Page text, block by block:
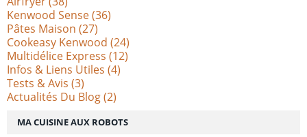
MA CUISINE AUX ROBOTS
Kenwood Sense(36)
Pâtes Maison (27)
Cookeasy Kenwood (24)
Multidélice Express (12)
Infos & Liens Utiles (4)
Tests & Avis (3)
Actualités Du Blog(2)